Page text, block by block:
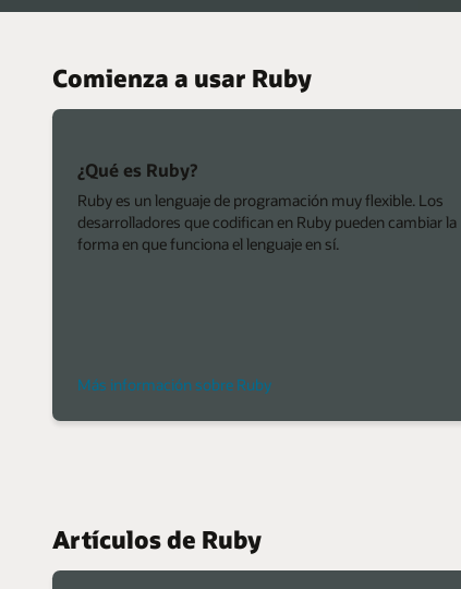
Comienza a usar Ruby
¿Qué es Ruby?
Ruby es un lenguaje de programación muy flexible. Los
desarrolladores que codifican en Ruby pueden cambiar la
forma en que funciona el lenguaje en sí.
Más información sobre Ruby
Artículos de Ruby